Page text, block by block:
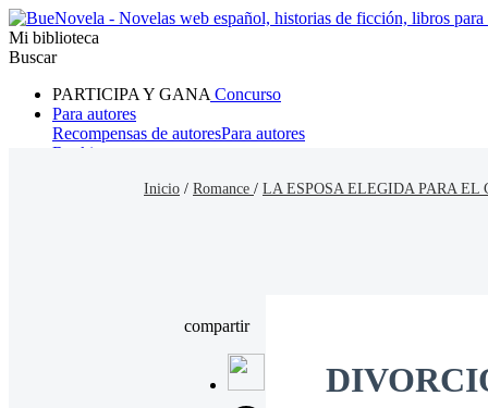
Mi biblioteca
Buscar
PARTICIPA Y GANA Concurso
Para autores
Recompensas de autoresPara autores
Ranking
Inicio / Romance / LA ESPOSA ELEGIDA PARA EL
compartir